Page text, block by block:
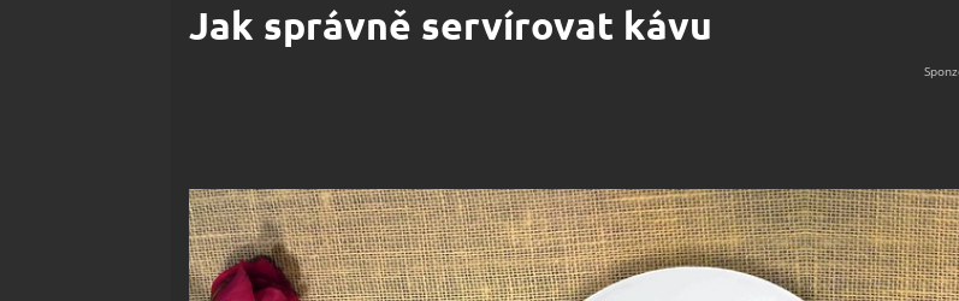
Jak správně servírovat kávu